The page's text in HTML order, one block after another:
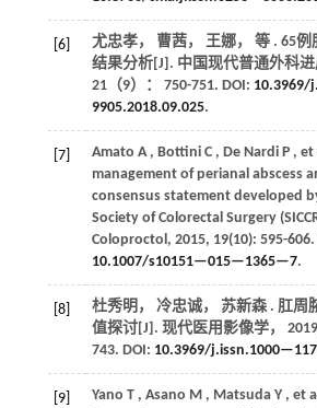
[6] 尤忠孝， 曹茜， 王娜， 等. 65例
结果分析[J]. 中国现代普通外科
21（9）： 750-751. DOI: 10.3969/
9905.2018.09.025.
[7] Amato A , Bottini C , De Nardi P , et
management of perianal abscess
consensus statement developed
Society of Colorectal Surgery
Coloproctol, 2015, 19(10): 595-606.
10.1007/s10151—015—1365—7.
[8]
杜秀明， 冷忠诚， 苏新森 . 肛周
值探讨[J]. 现代医用影像学， 2019
743. DOI: 10.3969/
[9] Yano T , Asano M , Matsuda Y , et